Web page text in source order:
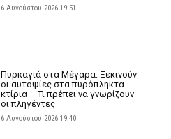
6 Αυγούστου 2026 19:51
Πυρκαγιά στα Μέγαρα: Ξεκινούν
οι αυτοψίες στα πυρόπληκτα
κτίρια – Τι πρέπει να γνωρίζουν
οι πληγέντες
6 Αυγούστου 2026 19:40